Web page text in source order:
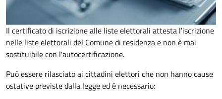
Il certificato di iscrizione alle liste elettorali attesta l'iscrizione
nelle liste elettorali del Comune di residenza e non è mai
sostituibile con l'autocertificazione.
Può essere rilasciato ai cittadini elettori che non hanno cause
ostative previste dalla legge ed è necessario: